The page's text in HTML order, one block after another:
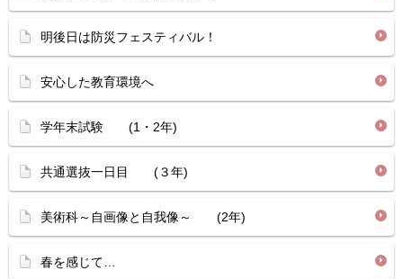
明後日は防災フェスティバル！
安心した教育環境へ
学年末試験 (1・2年)
共通選抜一日目 (３年)
美術科～自画像と自我像～ (2年)
春を感じて…